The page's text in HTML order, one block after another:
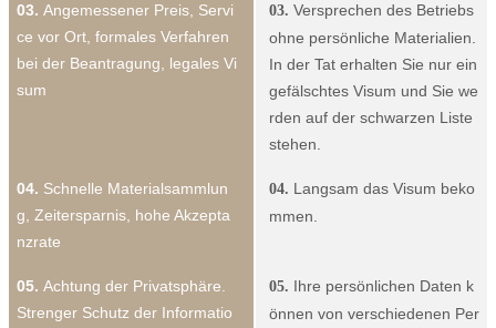
03. Angemessener Preis, Servi
ce vor Ort, formales Verfahren
bei der Beantragung, legales Vi
sum
03. Versprechen des Betriebs
ohne persönliche Materialien.
In der Tat erhalten Sie nur ein
gefälschtes Visum und Sie we
rden auf der schwarzen Liste
stehen.
04. Schnelle Materialsammlun
g, Zeitersparnis, hohe Akzepta
nzrate
04. Langsam das Visum beko
mmen.
05. Achtung der Privatsphäre.
Strenger Schutz der Informatio
05. Ihre persönlichen Daten k
önnen von verschiedenen Per